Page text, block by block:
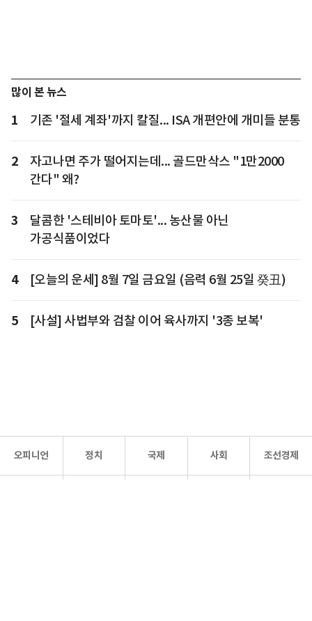
많이 본 뉴스
1 기존 '절세 계좌'까지 칼질... ISA 개편안에 개미들 분통
2
자고나면 주가 떨어지는데... 골드만삭스 "1만2000
간다" 왜?
3
달콤한 '스테비아 토마토'... 농산물 아닌
가공식품이었다
4 [오늘의 운세] 8월 7일 금요일 (음력 6월 25일 癸丑)
5 [사설] 사법부와 검찰 이어 육사까지 '3종 보복'
오피니언 정치 국제 사회 조선경제